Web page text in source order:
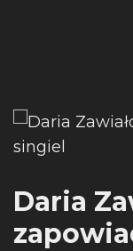
Daria